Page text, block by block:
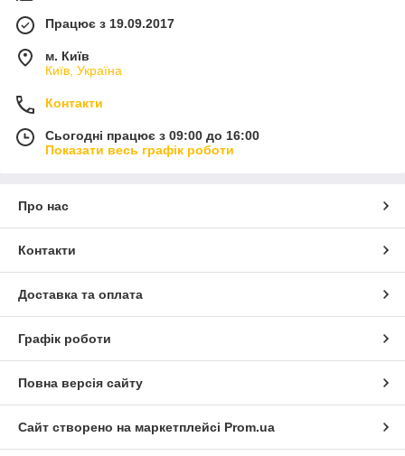
Працює з 19.09.2017
м. Київ
Київ, Україна
Контакти
Сьогодні працює з 09:00 до 16:00
Показати весь графік роботи
Про нас
Контакти
Доставка та оплата
Графік роботи
Повна версія сайту
Сайт створено на маркетплейсі Prom.ua